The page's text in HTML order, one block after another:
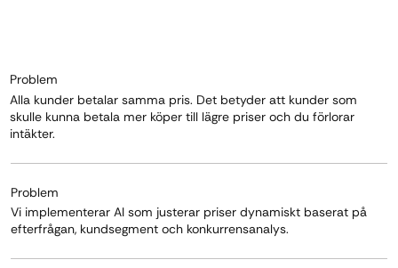
Problem
Alla kunder betalar samma pris. Det betyder att kunder som
skulle kunna betala mer köper till lägre priser och du förlorar
intäkter.
Problem
Vi implementerar AI som justerar priser dynamiskt baserat på
efterfrågan, kundsegment och konkurrensanalys.